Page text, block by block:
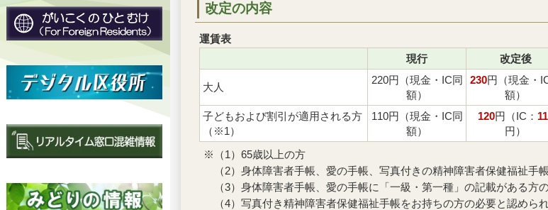
改定の内容
運賃表
現行
改定後
大人
220円（現金・IC同
額）
230円（現金・
額）
子どもおよび割引が適用される方
（※1）
110円（現金・IC同
額）
120円（IC：
円）
※（1）65歳以上の方
（2）身体障害者手帳、愛の手帳、写真付きの精神障害者保健福祉手
（3）身体障害者手帳、愛の手帳に「一級・第一種」の記載がある方
（4）写真付き精神障害者保健福祉手帳をお持ちの方の必要と認めら